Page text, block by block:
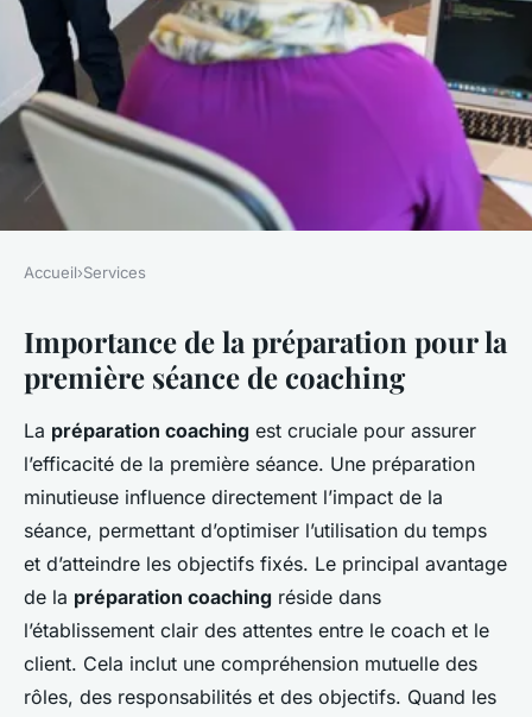
Comment préparer sa
première séance de coaching
d'entreprise
Ethan • 2 janvier 2025 7 min de lecture
Accueil›Services
Importance de la préparation pour la
première séance de coaching
La préparation coaching est cruciale pour assurer
l’efficacité de la première séance. Une préparation
minutieuse influence directement l’impact de la
séance, permettant d’optimiser l’utilisation du temps
et d’atteindre les objectifs fixés. Le principal avantage
de la préparation coaching réside dans
l’établissement clair des attentes entre le coach et le
client. Cela inclut une compréhension mutuelle des
rôles, des responsabilités et des objectifs. Quand les